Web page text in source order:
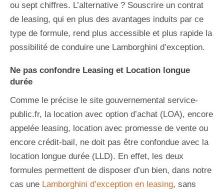
ou sept chiffres. L’alternative ? Souscrire un contrat
de leasing, qui en plus des avantages induits par ce
type de formule, rend plus accessible et plus rapide la
possibilité de conduire une Lamborghini d’exception.
Ne pas confondre Leasing et Location longue
durée
Comme le précise le site gouvernemental service-
public.fr, la location avec option d’achat (LOA), encore
appelée leasing, location avec promesse de vente ou
encore crédit-bail, ne doit pas être confondue avec la
location longue durée (LLD). En effet, les deux
formules permettent de disposer d’un bien, dans notre
cas une Lamborghini d’exception en leasing, sans